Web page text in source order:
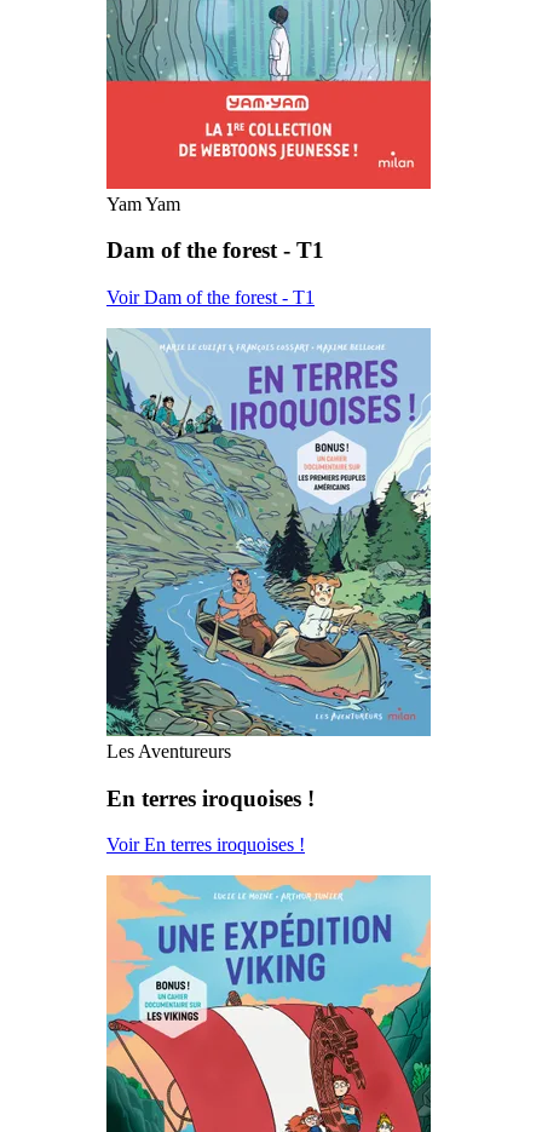
Yam Yam
Dam of the forest - T1
Voir Dam of the forest - T1
Les Aventureurs
En terres iroquoises !
Voir En terres iroquoises !